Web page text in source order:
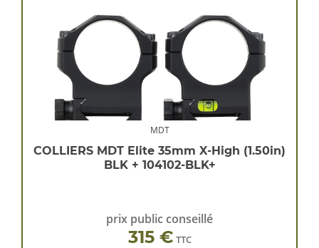
MDT
COLLIERS MDT Elite 35mm X-High (1.50in)
BLK + 104102-BLK+
prix public conseillé
315 € TTC